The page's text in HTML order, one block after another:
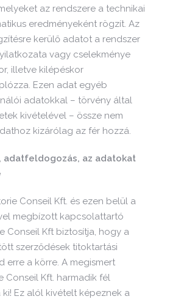
az rendszere a technikai
eredményeként rögzít. Az
kerülő adatot a rendszer
vagy cselekménye
illetve kilépéskor
Ezen adat egyéb
adatokkal – törvény által
kivételével – össze nem
kizárólag az fér hozzá.
adatfeldogozás, az adatokat
Conseil Kft. és ezen belül a
megbízott kapcsolattartó
Conseil Kft biztosítja, hogy a
szerződések titoktartási
erre a körre. A megismert
Conseil Kft. harmadik fél
Ez alól kivételt képeznek a